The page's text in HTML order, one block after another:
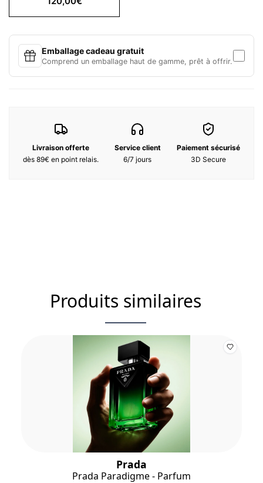
Notes de fond : Benjoin, Vanille, Ambre blanc, Muscs
Ingrédients :
Alcohol Denat., Parfum, Aqua, Benzyl Salicylate, Eugenol, Cinnamyl
Alcohol, Citral, Citronellol, Geraniol, Limonene, Linalool.
Emballage cadeau gratuit
Comprend un emballage haut de gamme, prêt à offrir.
Livraison offerte
dès 89€ en point relais.
Service client
6/7 jours
Paiement sécurisé
3D Secure
Produits similaires
Prada
Prada Paradigme - Parfum